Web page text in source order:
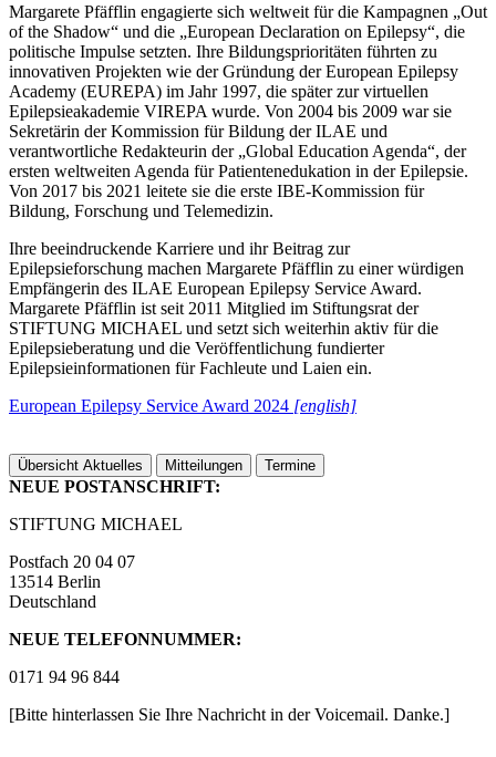
Margarete Pfäfflin engagierte sich weltweit für die Kampagnen „Out
of the Shadow“ und die „European Declaration on Epilepsy“, die
politische Impulse setzten. Ihre Bildungsprioritäten führten zu
innovativen Projekten wie der Gründung der European Epilepsy
Academy (EUREPA) im Jahr 1997, die später zur virtuellen
Epilepsieakademie VIREPA wurde. Von 2004 bis 2009 war sie
Sekretärin der Kommission für Bildung der ILAE und
verantwortliche Redakteurin der „Global Education Agenda“, der
ersten weltweiten Agenda für Patientenedukation in der Epilepsie.
Von 2017 bis 2021 leitete sie die erste IBE-Kommission für
Bildung, Forschung und Telemedizin.
Ihre beeindruckende Karriere und ihr Beitrag zur
Epilepsieforschung machen Margarete Pfäfflin zu einer würdigen
Empfängerin des ILAE European Epilepsy Service Award.
Margarete Pfäfflin ist seit 2011 Mitglied im Stiftungsrat der
STIFTUNG MICHAEL und setzt sich weiterhin aktiv für die
Epilepsieberatung und die Veröffentlichung fundierter
Epilepsieinformationen für Fachleute und Laien ein.
European Epilepsy Service Award 2024 [english]
Übersicht Aktuelles Mitteilungen Termine
NEUE POSTANSCHRIFT:
STIFTUNG MICHAEL
Postfach 20 04 07
13514 Berlin
Deutschland
NEUE TELEFONNUMMER:
0171 94 96 844
[Bitte hinterlassen Sie Ihre Nachricht in der Voicemail. Danke.]